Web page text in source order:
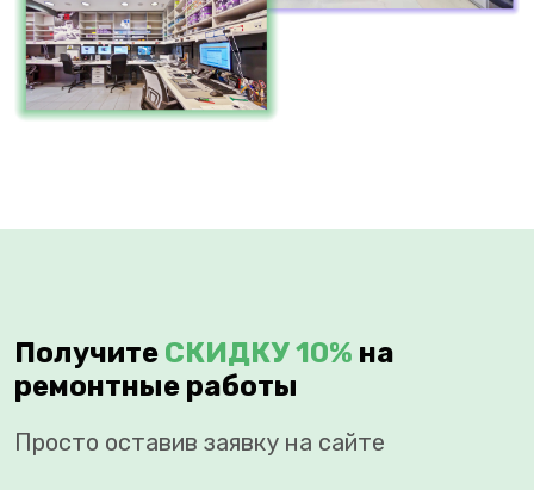
Получите СКИДКУ 10% на
ремонтные работы
Просто оставив заявку на сайте